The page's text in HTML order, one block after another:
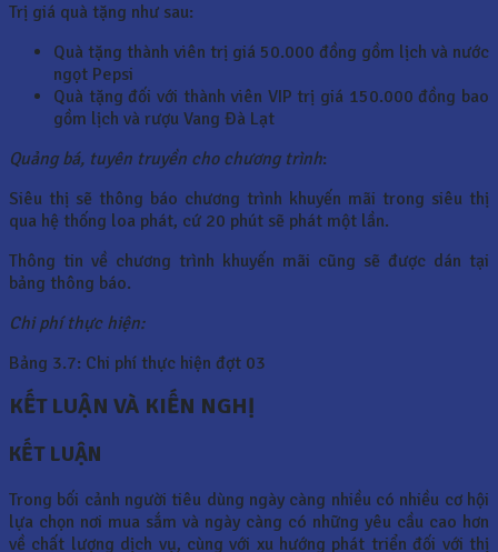
Trị giá quà tặng như sau:
Quà tặng thành viên trị giá 50.000 đồng gồm lịch và nước
ngọt Pepsi
Quà tặng đối với thành viên VIP trị giá 150.000 đồng bao
gồm lịch và rượu Vang Đà Lạt
Quảng bá, tuyên truyền cho chương trình:
Siêu thị sẽ thông báo chương trình khuyến mãi trong siêu thị
qua hệ thống loa phát, cứ 20 phút sẽ phát một lần.
Thông tin về chương trình khuyến mãi cũng sẽ được dán tại
bảng thông báo.
Chi phí thực hiện:
Bảng 3.7: Chi phí thực hiện đợt 03
KẾT LUẬN VÀ KIẾN NGHỊ
KẾT LUẬN
Trong bối cảnh người tiêu dùng ngày càng nhiều có nhiều cơ hội
lựa chọn nơi mua sắm và ngày càng có những yêu cầu cao hơn
về chất lượng dịch vụ, cùng với xu hướng phát triển đối với thị